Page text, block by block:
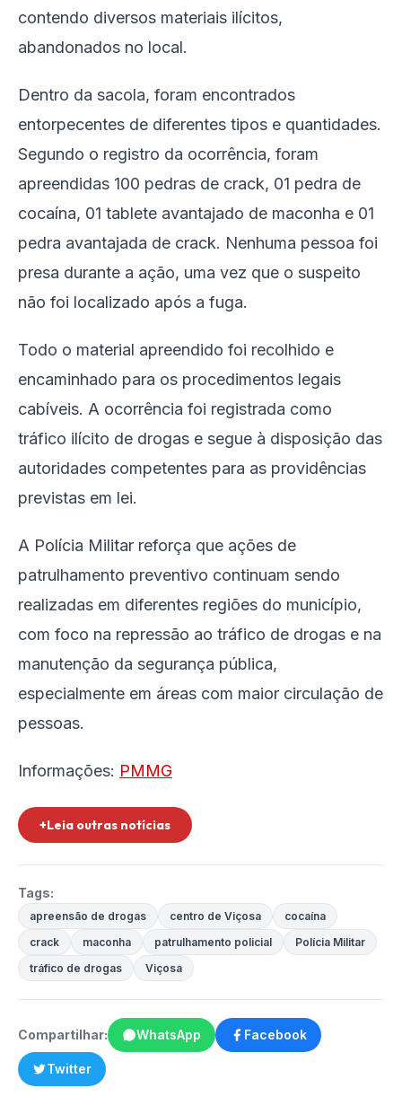
contendo diversos materiais ilícitos,
abandonados no local.
Dentro da sacola, foram encontrados
entorpecentes de diferentes tipos e quantidades.
Segundo o registro da ocorrência, foram
apreendidas 100 pedras de crack, 01 pedra de
cocaína, 01 tablete avantajado de maconha e 01
pedra avantajada de crack. Nenhuma pessoa foi
presa durante a ação, uma vez que o suspeito
não foi localizado após a fuga.
Todo o material apreendido foi recolhido e
encaminhado para os procedimentos legais
cabíveis. A ocorrência foi registrada como
tráfico ilícito de drogas e segue à disposição das
autoridades competentes para as providências
previstas em lei.
A Polícia Militar reforça que ações de
patrulhamento preventivo continuam sendo
realizadas em diferentes regiões do município,
com foco na repressão ao tráfico de drogas e na
manutenção da segurança pública,
especialmente em áreas com maior circulação de
pessoas.
Informações: PMMG
+Leia outras notícias
Tags:
apreensão de drogas centro de Viçosa
cocaína
crack
maconha patrulhamento policial
Polícia Militar
tráfico de drogas
Viçosa
Compartilhar: WhatsApp Facebook
Twitter